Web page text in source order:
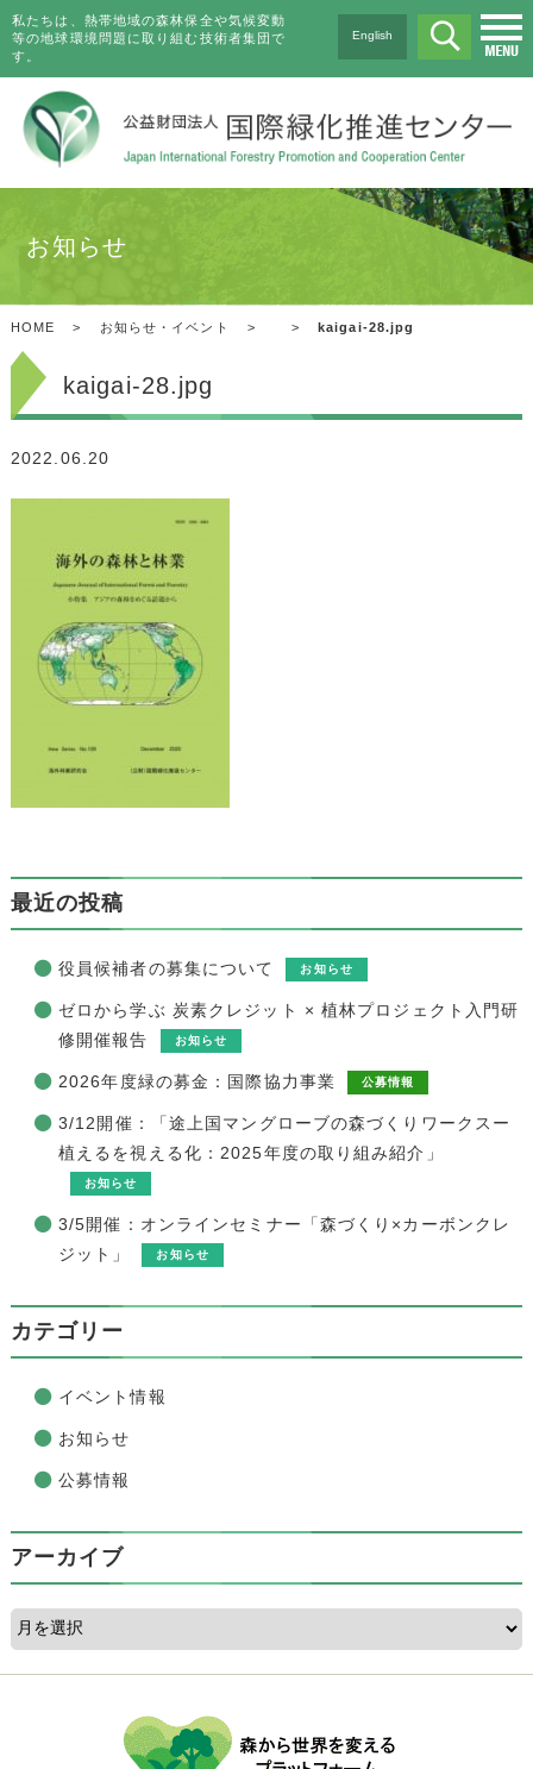
私たちは、熱帯地域の森林保全や気候変動
等の地球環境問題に取り組む技術者集団で
す。
English
お知らせ
HOME > お知らせ・イベント > > kaigai-28.jpg
kaigai-28.jpg
2022.06.20
最近の投稿
役員候補者の募集について お知らせ
ゼロから学ぶ 炭素クレジット × 植林プロジェクト入門研
修開催報告
お知らせ
2026年度緑の募金：国際協力事業 公募情報
3/12開催：「途上国マングローブの森づくりワークスー
植えるを視える化：2025年度の取り組み紹介」
お知らせ
3/5開催：オンラインセミナー「森づくり×カーボンクレ
ジット」
お知らせ
カテゴリー
イベント情報
お知らせ
公募情報
アーカイブ